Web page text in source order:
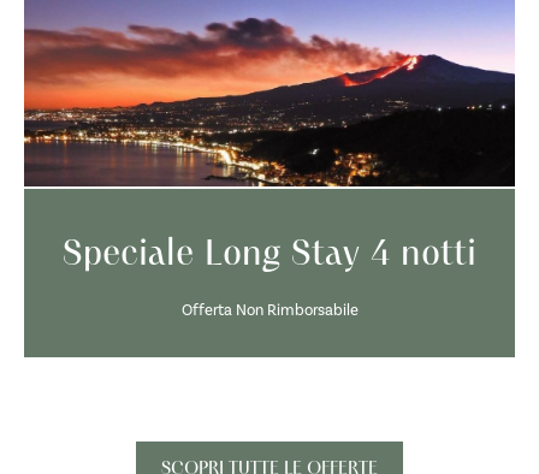
Speciale Long Stay 4 notti
Offerta Non Rimborsabile
SCOPRI TUTTE LE OFFERTE